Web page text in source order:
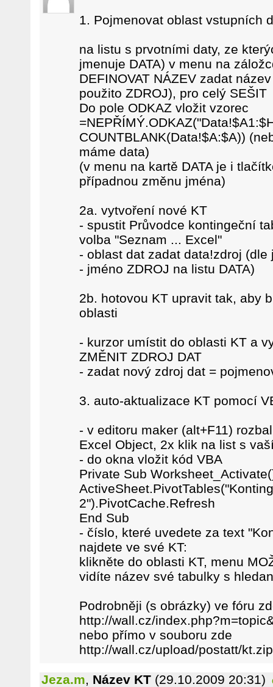
1. Pojmenovat oblast vstupních
na listu s prvotními daty, ze
jmenuje DATA) v menu na
DEFINOVAT NÁZEV zadat
použito ZDROJ), pro celý SEŠIT
Do pole ODKAZ vložit vzorec
COUNTBLANK(Data!$A:$A))
máme data)
(v menu na kartě DATA je i
případnou změnu jména)
2a. vytvoření nové KT
- spustit Průvodce kontingeční
volba "Seznam ... Excel"
- oblast dat zadat data!zdroj
- jméno ZDROJ na listu DATA)
2b. hotovou KT upravit tak, aby
oblasti
- kurzor umístit do oblasti KT a
ZMĚNIT ZDROJ DAT
- zadat nový zdroj dat =
3. auto-aktualizace KT pomocí
- v editoru maker (alt+F11)
Excel Object, 2x klik na list s
- do okna vložit kód VBA
Private Sub
2").PivotCache.Refresh
End Sub
- číslo, které uvedete za text
najdete ve své KT:
klikněte do oblasti KT, menu
vidíte název své tabulky s
Podrobněji (s obrázky) ve fóru
http://wall.cz/
nebo přímo v souboru zde
http://wall.cz/upload/postatt/kt.zip
Jeza.m, Název KT (29.10.2009 20:31)